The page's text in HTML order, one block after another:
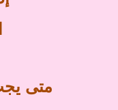
متى